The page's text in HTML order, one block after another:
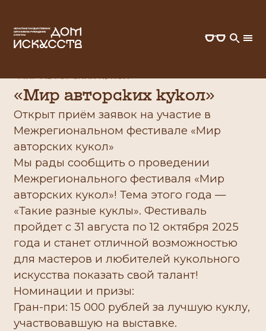
«Мир авторских кукол»
Открыт приём заявок на участие в
Межрегиональном фестивале «Мир
авторских кукол»
Мы рады сообщить о проведении
Межрегионального фестиваля «Мир
авторских кукол»! Тема этого года —
«Такие разные куклы». Фестиваль
пройдет с 31 августа по 12 октября 2025
года и станет отличной возможностью
для мастеров и любителей кукольного
искусства показать свой талант!
Номинации и призы:
Гран-при: 15 000 рублей за лучшую куклу,
участвовавшую на выставке.